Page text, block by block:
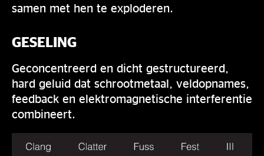
samen met hen te exploderen.
GESELING
Geconcentreerd en dicht gestructureerd,
hard geluid dat schrootmetaal, veldopnames,
feedback en elektromagnetische interferentie
combineert.